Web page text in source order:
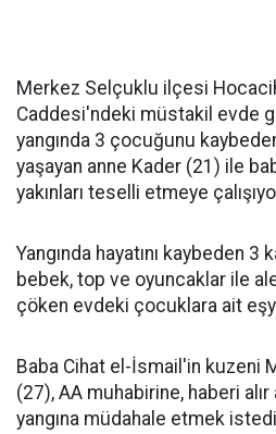
Merkez Selçuklu ilçesi
Caddesi'ndeki müstakil evde
yangında 3 çocuğunu
yaşayan anne Kader (21) ile
yakınları teselli etmeye
Yangında hayatını kaybeden
bebek, top ve oyuncaklar ile
çöken evdeki çocuklara ait
Baba Cihat el-İsmail'in kuzeni
(27), AA muhabirine, haberi
yangına müdahale etmek